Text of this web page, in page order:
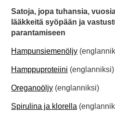
Satoja, jopa tuhansia,
lääkkeitä syöpään ja
parantamiseen
Hampunsiemenöljy
Hamppuproteiini (englanniksi)
Oreganoöljy (englanniksi)
Spirulina ja klorella